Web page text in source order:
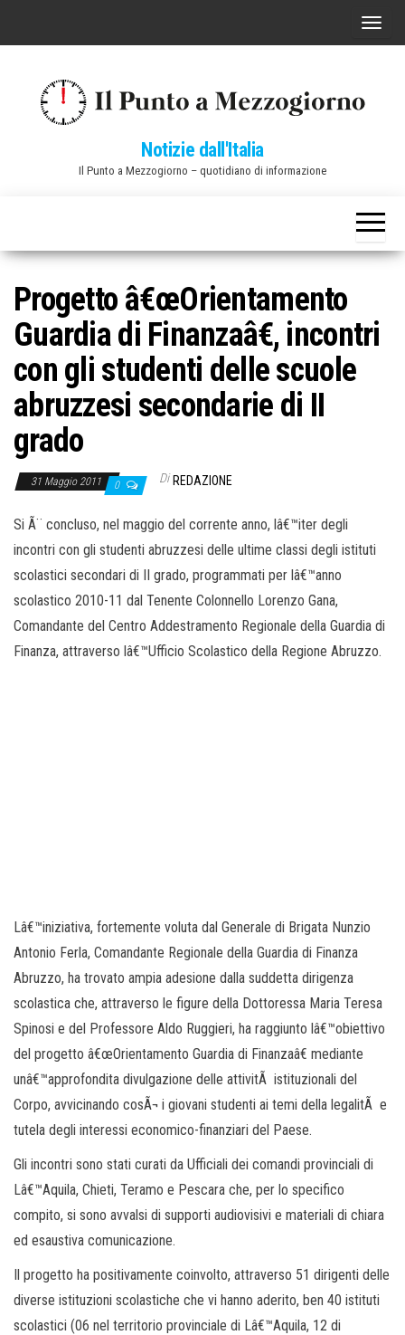
C
a
v
a
Notizie dall'Italia
Il Punto a Mezzogiorno – quotidiano di informazione
Progetto â€œOrientamento
Guardia di Finanzaâ€, incontri
con gli studenti delle scuole
abruzzesi secondarie di II
grado
31 Maggio 2011 0 Di REDAZIONE
Si Ã¨ concluso, nel maggio del corrente anno, lâ€™iter degli
incontri con gli studenti abruzzesi delle ultime classi degli istituti
scolastici secondari di II grado, programmati per lâ€™anno
scolastico 2010-11 dal Tenente Colonnello Lorenzo Gana,
Comandante del Centro Addestramento Regionale della Guardia di
Finanza, attraverso lâ€™Ufficio Scolastico della Regione Abruzzo.
Lâ€™iniziativa, fortemente voluta dal Generale di Brigata Nunzio
Antonio Ferla, Comandante Regionale della Guardia di Finanza
Abruzzo, ha trovato ampia adesione dalla suddetta dirigenza
scolastica che, attraverso le figure della Dottoressa Maria Teresa
Spinosi e del Professore Aldo Ruggieri, ha raggiunto lâ€™obiettivo
del progetto â€œOrientamento Guardia di Finanzaâ€ mediante
unâ€™approfondita divulgazione delle attivitÃ istituzionali del
Corpo, avvicinando cosÃ¬ i giovani studenti ai temi della legalitÃ e
tutela degli interessi economico-finanziari del Paese.
Gli incontri sono stati curati da Ufficiali dei comandi provinciali di
Lâ€™Aquila, Chieti, Teramo e Pescara che, per lo specifico
compito, si sono avvalsi di supporti audiovisivi e materiali di chiara
ed esaustiva comunicazione.
Il progetto ha positivamente coinvolto, attraverso 51 dirigenti delle
diverse istituzioni scolastiche che vi hanno aderito, ben 40 istituti
scolastici (06 nel territorio provinciale di Lâ€™Aquila, 12 di